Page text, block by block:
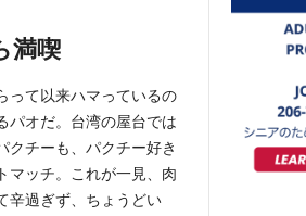
満喫
って以来ハマっているの
パオだ。台湾の屋台では
クチーも、パクチー好き
マッチ。これが一見、肉
辛過ぎず、ちょうどい